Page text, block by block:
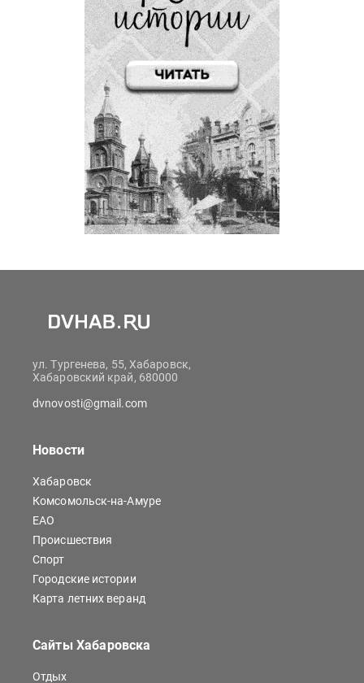
ул. Тургенева, 55, Хабаровск,
Хабаровский край, 680000
dvnovosti@gmail.com
Новости
Хабаровск
Комсомольск-на-Амуре
ЕАО
Происшествия
Спорт
Городские истории
Карта летних веранд
Сайты Хабаровска
Отдых